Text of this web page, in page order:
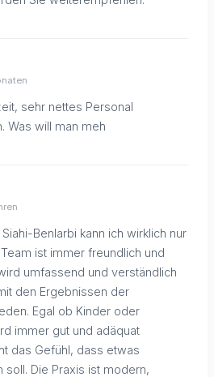
sehr nettes Personal
Was will man meh
Benlarbi kann ich wirklich nur
ist immer freundlich und
umfassend und verständlich
den Ergebnissen der
Egal ob Kinder oder
immer gut und adäquat
das Gefühl, dass etwas
Die Praxis ist modern,